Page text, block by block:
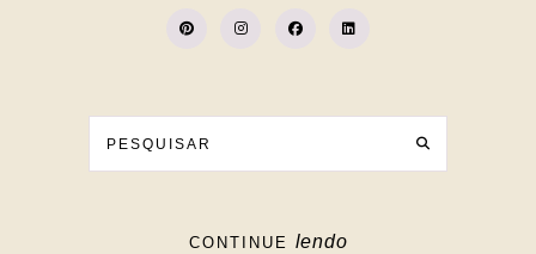
CONTINUE lendo